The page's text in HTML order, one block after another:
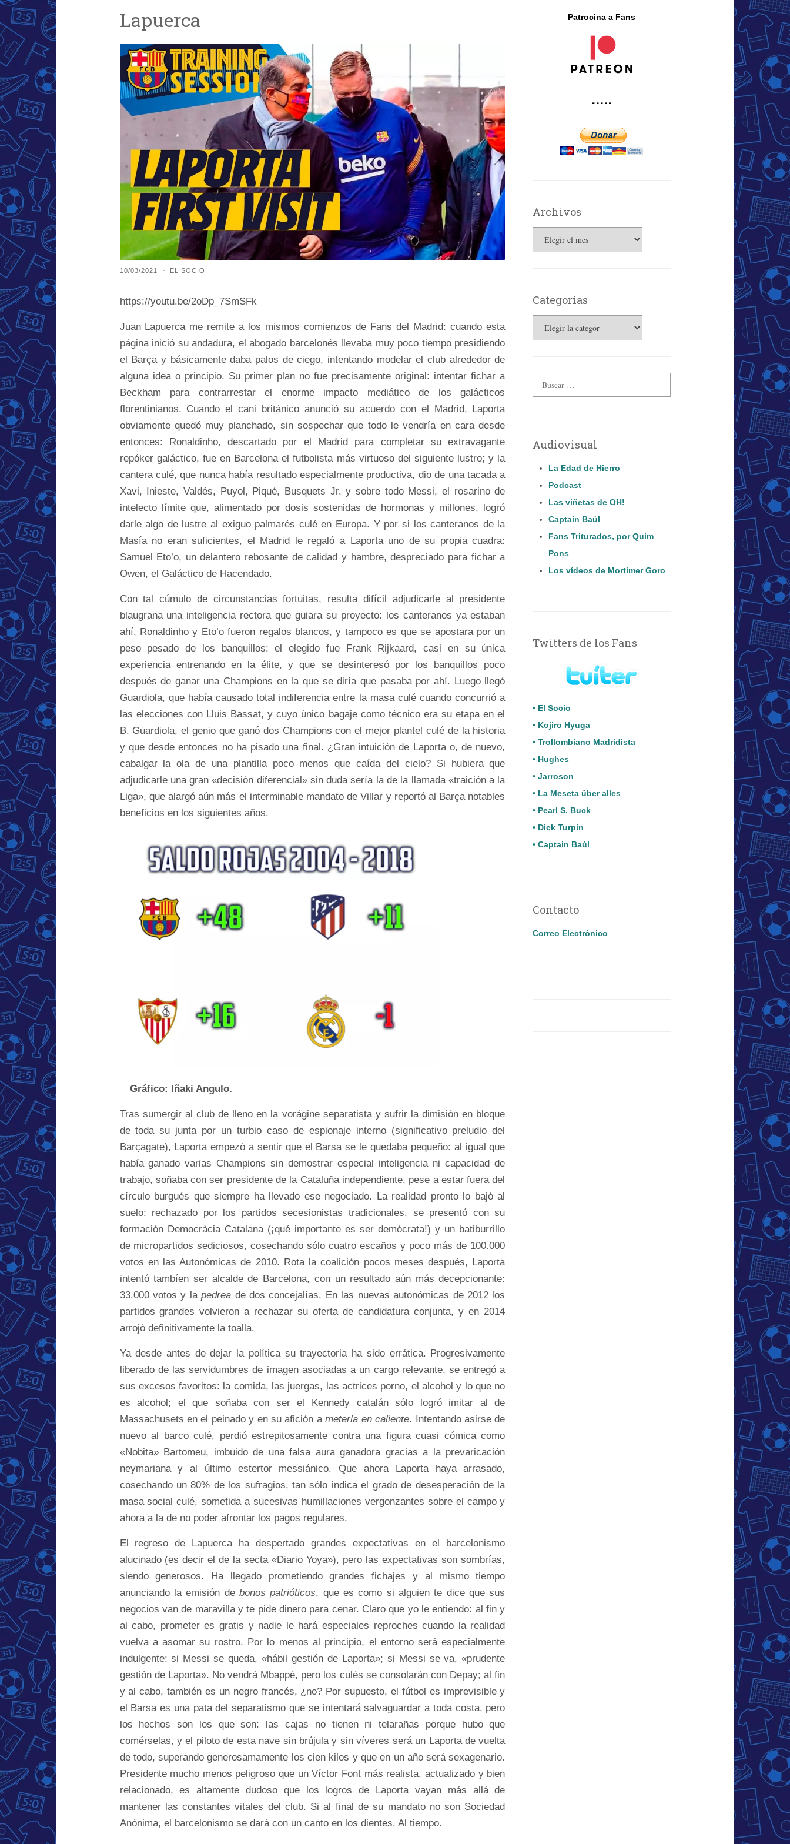
Lapuerca
10/03/2021 ~ EL SOCIO
https://youtu.be/2oDp_7SmSFk
Juan Lapuerca me remite a los mismos comienzos de Fans del Madrid: cuando esta
página inició su andadura, el abogado barcelonés llevaba muy poco tiempo presidiendo
el Barça y básicamente daba palos de ciego, intentando modelar el club alrededor de
alguna idea o principio. Su primer plan no fue precisamente original: intentar fichar a
Beckham para contrarrestar el enorme impacto mediático de los galácticos
florentinianos. Cuando el cani británico anunció su acuerdo con el Madrid, Laporta
obviamente quedó muy planchado, sin sospechar que todo le vendría en cara desde
entonces: Ronaldinho, descartado por el Madrid para completar su extravagante
repóker galáctico, fue en Barcelona el futbolista más virtuoso del siguiente lustro; y la
cantera culé, que nunca había resultado especialmente productiva, dio de una tacada a
Xavi, Inieste, Valdés, Puyol, Piqué, Busquets Jr. y sobre todo Messi, el rosarino de
intelecto límite que, alimentado por dosis sostenidas de hormonas y millones, logró
darle algo de lustre al exiguo palmarés culé en Europa. Y por si los canteranos de la
Masía no eran suficientes, el Madrid le regaló a Laporta uno de su propia cuadra:
Samuel Eto’o, un delantero rebosante de calidad y hambre, despreciado para fichar a
Owen, el Galáctico de Hacendado.
Con tal cúmulo de circunstancias fortuitas, resulta difícil adjudicarle al presidente
blaugrana una inteligencia rectora que guiara su proyecto: los canteranos ya estaban
ahí, Ronaldinho y Eto’o fueron regalos blancos, y tampoco es que se apostara por un
peso pesado de los banquillos: el elegido fue Frank Rijkaard, casi en su única
experiencia entrenando en la élite, y que se desinteresó por los banquillos poco
después de ganar una Champions en la que se diría que pasaba por ahí. Luego llegó
Guardiola, que había causado total indiferencia entre la masa culé cuando concurrió a
las elecciones con Lluis Bassat, y cuyo único bagaje como técnico era su etapa en el
B. Guardiola, el genio que ganó dos Champions con el mejor plantel culé de la historia
y que desde entonces no ha pisado una final. ¿Gran intuición de Laporta o, de nuevo,
cabalgar la ola de una plantilla poco menos que caída del cielo? Si hubiera que
adjudicarle una gran «decisión diferencial» sin duda sería la de la llamada «traición a la
Liga», que alargó aún más el interminable mandato de Villar y reportó al Barça notables
beneficios en los siguientes años.
Gráfico: Iñaki Angulo.
Tras sumergir al club de lleno en la vorágine separatista y sufrir la dimisión en bloque
de toda su junta por un turbio caso de espionaje interno (significativo preludio del
Barçagate), Laporta empezó a sentir que el Barsa se le quedaba pequeño: al igual que
había ganado varias Champions sin demostrar especial inteligencia ni capacidad de
trabajo, soñaba con ser presidente de la Cataluña independiente, pese a estar fuera del
círculo burgués que siempre ha llevado ese negociado. La realidad pronto lo bajó al
suelo: rechazado por los partidos secesionistas tradicionales, se presentó con su
formación Democràcia Catalana (¡qué importante es ser demócrata!) y un batiburrillo
de micropartidos sediciosos, cosechando sólo cuatro escaños y poco más de 100.000
votos en las Autonómicas de 2010. Rota la coalición pocos meses después, Laporta
intentó tambíen ser alcalde de Barcelona, con un resultado aún más decepcionante:
33.000 votos y lapedrea de dos concejalías. En las nuevas autonómicas de 2012 los
partidos grandes volvieron a rechazar su oferta de candidatura conjunta, y en 2014
arrojó definitivamente la toalla.
Ya desde antes de dejar la política su trayectoria ha sido errática. Progresivamente
liberado de las servidumbres de imagen asociadas a un cargo relevante, se entregó a
sus excesos favoritos: la comida, las juergas, las actrices porno, el alcohol y lo que no
es alcohol; el que soñaba con ser el Kennedy catalán sólo logró imitar al de
Massachusets en el peinado y en su afición ameterla en caliente. Intentando asirse de
nuevo al barco culé, perdió estrepitosamente contra una figura cuasi cómica como
«Nobita» Bartomeu, imbuido de una falsa aura ganadora gracias a la prevaricación
neymariana y al último estertor messiánico. Que ahora Laporta haya arrasado,
cosechando un 80% de los sufragios, tan sólo indica el grado de desesperación de la
masa social culé, sometida a sucesivas humillaciones vergonzantes sobre el campo y
ahora a la de no poder afrontar los pagos regulares.
El regreso de Lapuerca ha despertado grandes expectativas en el barcelonismo
alucinado (es decir el de la secta «Diario Yoya»), pero las expectativas son sombrías,
siendo generosos. Ha llegado prometiendo grandes fichajes y al mismo tiempo
anunciando la emisión de bonos patrióticos, que es como si alguien te dice que sus
negocios van de maravilla y te pide dinero para cenar. Claro que yo le entiendo: al fin y
al cabo, prometer es gratis y nadie le hará especiales reproches cuando la realidad
vuelva a asomar su rostro. Por lo menos al principio, el entorno será especialmente
indulgente: si Messi se queda, «hábil gestión de Laporta»; si Messi se va, «prudente
gestión de Laporta». No vendrá Mbappé, pero los culés se consolarán con Depay; al fin
y al cabo, también es un negro francés, ¿no? Por supuesto, el fútbol es imprevisible y
el Barsa es una pata del separatismo que se intentará salvaguardar a toda costa, pero
los hechos son los que son: las cajas no tienen ni telarañas porque hubo que
comérselas, y el piloto de esta nave sin brújula y sin víveres será un Laporta de vuelta
de todo, superando generosamamente los cien kilos y que en un año será sexagenario.
Presidente mucho menos peligroso que un Víctor Font más realista, actualizado y bien
relacionado, es altamente dudoso que los logros de Laporta vayan más allá de
mantener las constantes vitales del club. Si al final de su mandato no son Sociedad
Anónima, el barcelonismo se dará con un canto en los dientes. Al tiempo.
Patrocina a Fans
·····
Archivos
Categorías
Audiovisual
La Edad de Hierro
Podcast
Las viñetas de OH!
Captain Baúl
Fans Triturados, por Quim
Pons
Los vídeos de Mortimer Goro
Twitters de los Fans
• El Socio
• Kojiro Hyuga
• Trollombiano Madridista
• Hughes
• Jarroson
• La Meseta über alles
• Pearl S. Buck
• Dick Turpin
• Captain Baúl
Contacto
Correo Electrónico